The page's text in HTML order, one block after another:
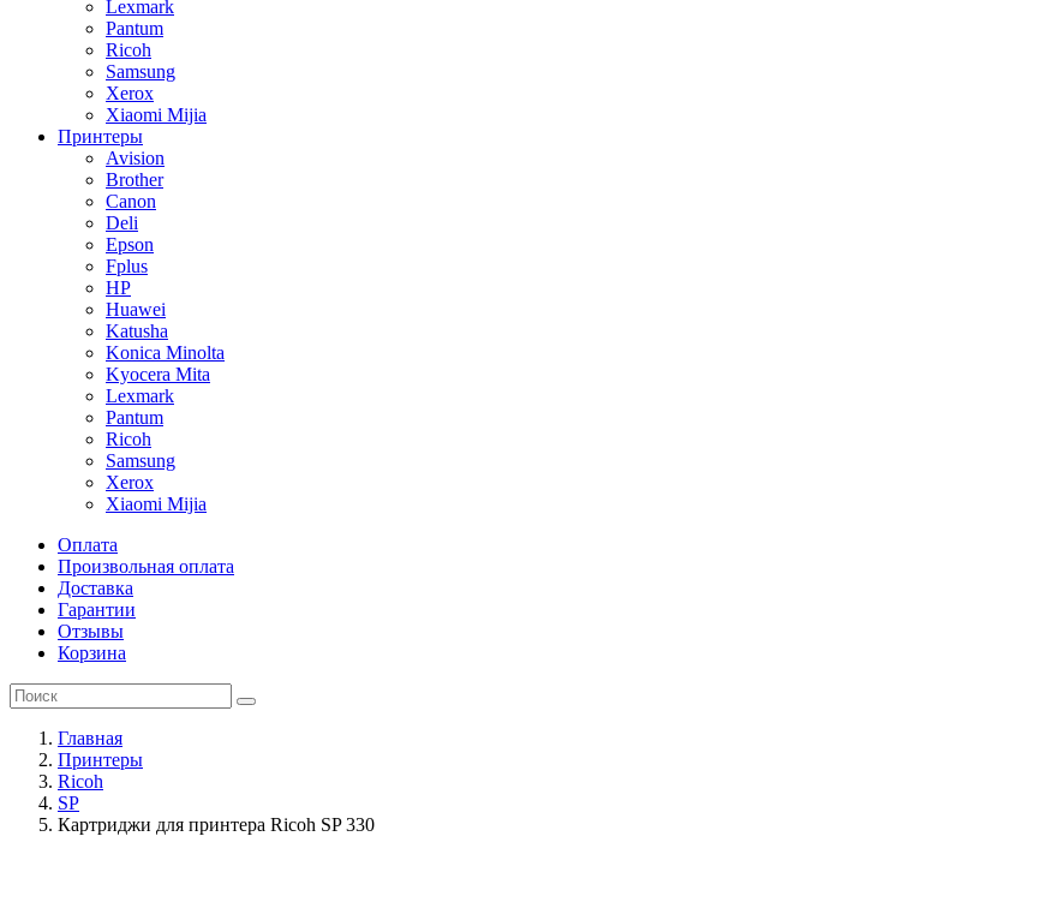
Lexmark
Pantum
Ricoh
Samsung
Xerox
Xiaomi Mijia
Принтеры
Avision
Brother
Canon
Deli
Epson
Fplus
HP
Huawei
Katusha
Konica Minolta
Kyocera Mita
Lexmark
Pantum
Ricoh
Samsung
Xerox
Xiaomi Mijia
Оплата
Произвольная оплата
Доставка
Гарантии
Отзывы
Корзина
Главная
Принтеры
Ricoh
SP
Картриджи для принтера Ricoh SP 330